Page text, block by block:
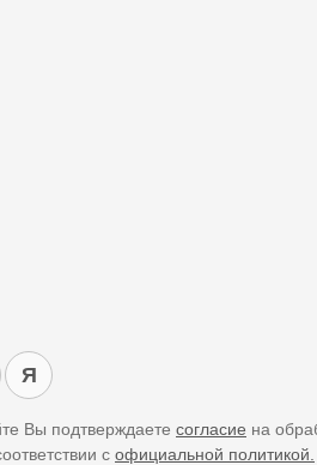
Я
Вы подтверждаете согласие на
с официальной политикой.